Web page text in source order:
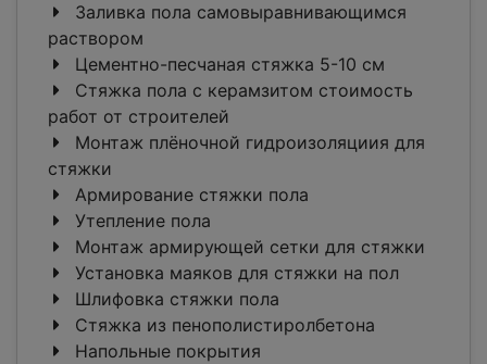
Заливка пола самовыравнивающимся
раствором
Цементно-песчаная стяжка 5-10 см
Стяжка пола с керамзитом стоимость
работ от строителей
Монтаж плёночной гидроизоляциия для
стяжки
Армирование стяжки пола
Утепление пола
Монтаж армирующей сетки для стяжки
Установка маяков для стяжки на пол
Шлифовка стяжки пола
Стяжка из пенополистиролбетона
Напольные покрытия